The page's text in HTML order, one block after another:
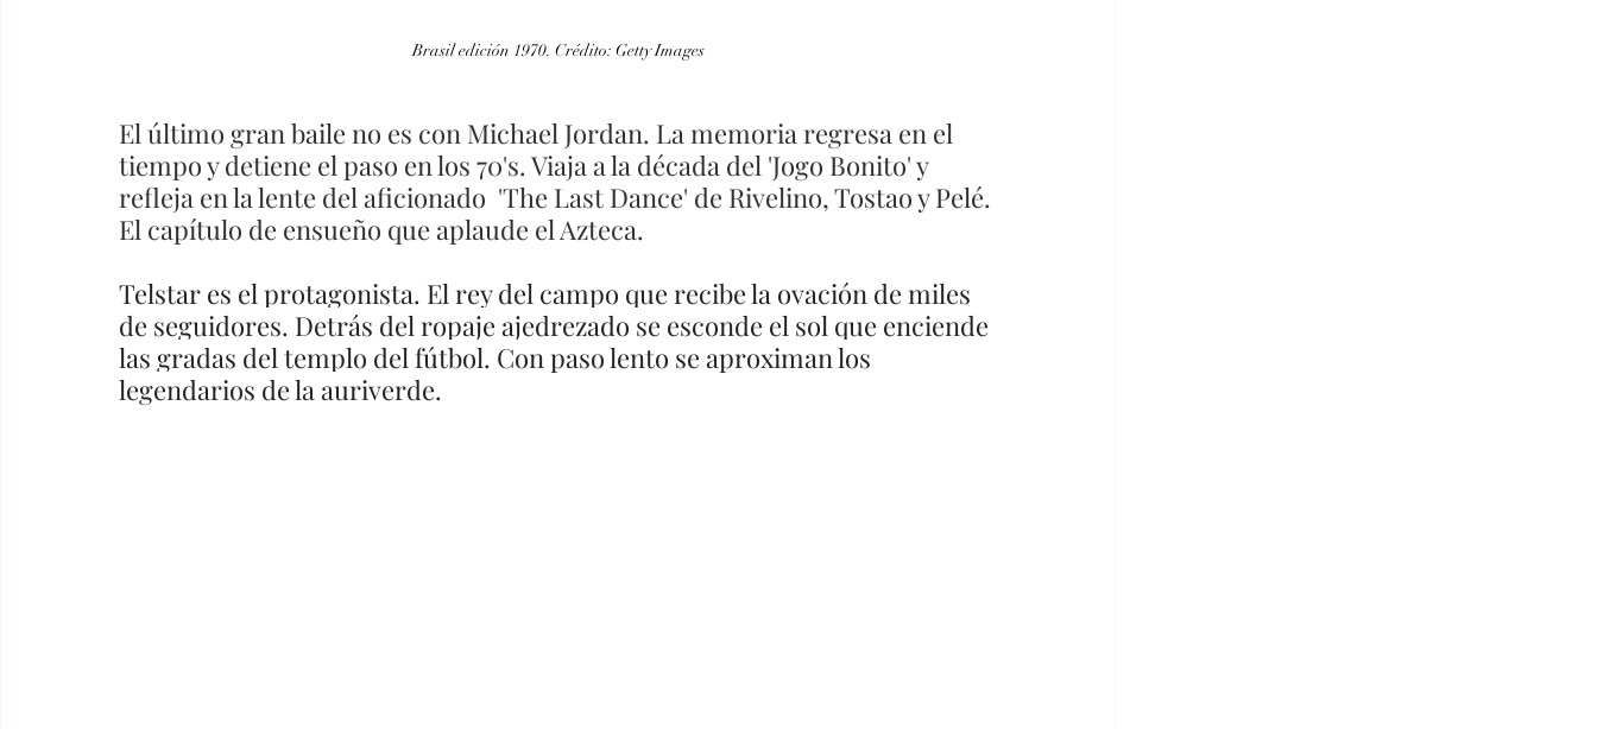
Brasil edición 1970. Crédito: Getty Images
El último gran baile no es con Michael Jordan. La memoria regresa en el
tiempo y detiene el paso en los 70's. Viaja a la década del 'Jogo Bonito' y
refleja en la lente del aficionado  'The Last Dance' de Rivelino, Tostao y Pelé.
El capítulo de ensueño que aplaude el Azteca.
Telstar es el protagonista. El rey del campo que recibe la ovación de miles
de seguidores. Detrás del ropaje ajedrezado se esconde el sol que enciende
las gradas del templo del fútbol. Con paso lento se aproximan los
legendarios de la auriverde.